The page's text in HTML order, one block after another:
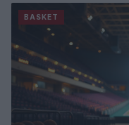
BASKET